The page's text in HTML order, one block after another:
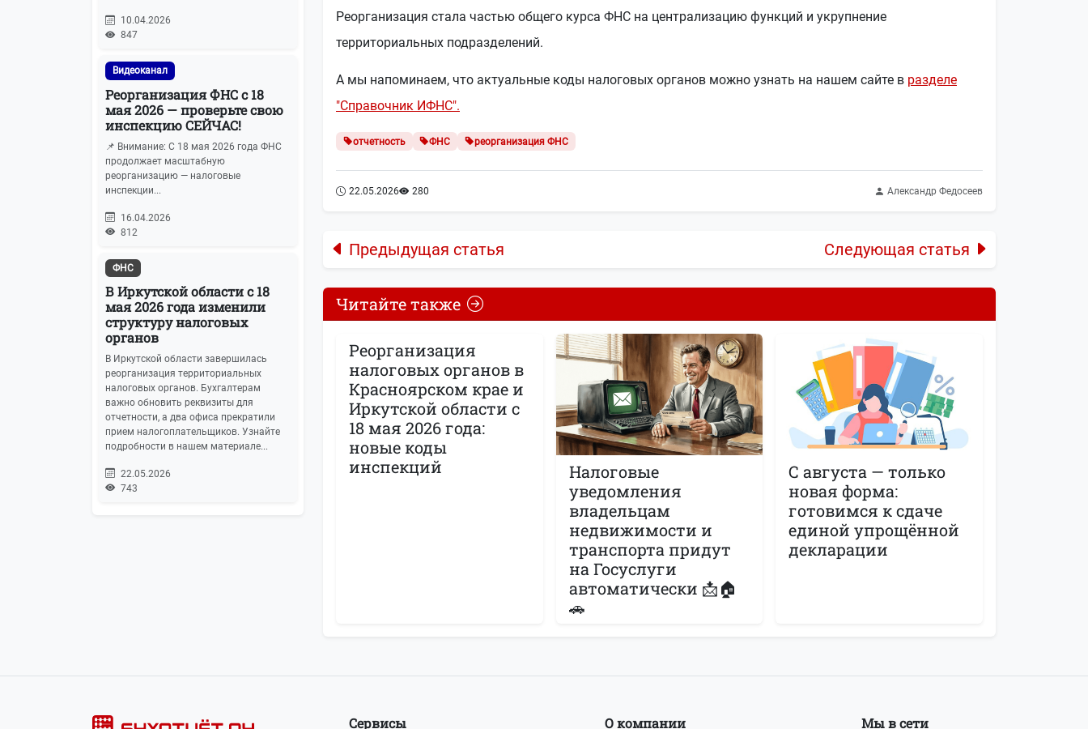
10.04.2026
847
Видеоканал
Реорганизация ФНС с 18
мая 2026 — проверьте свою
инспекцию СЕЙЧАС!
📌 Внимание: С 18 мая 2026 года ФНС
продолжает масштабную
реорганизацию — налоговые
инспекции...
16.04.2026
812
ФНС
В Иркутской области с 18
мая 2026 года изменили
структуру налоговых
органов
В Иркутской области завершилась
реорганизация территориальных
налоговых органов. Бухгалтерам
важно обновить реквизиты для
отчетности, а два офиса прекратили
прием налогоплательщиков. Узнайте
подробности в нашем материале...
22.05.2026
743
Реорганизация стала частью общего курса ФНС на централизацию функций и укрупнение
территориальных подразделений.
А мы напоминаем, что актуальные коды налоговых органов можно узнать на нашем сайте в разделе
"Справочник ИФНС".
отчетность ФНС реорганизация ФНС
22.05.2026 280 Александр Федосеев
Предыдущая статья Следующая статья
Читайте также
Реорганизация
налоговых органов в
Красноярском крае и
Иркутской области с
18 мая 2026 года:
новые коды
инспекций
Налоговые
уведомления
владельцам
недвижимости и
транспорта придут
на Госуслуги
автоматически 📩🏠
🚗
С августа — только
новая форма:
готовимся к сдаче
единой упрощённой
декларации
Сервисы О компании Мы в сети